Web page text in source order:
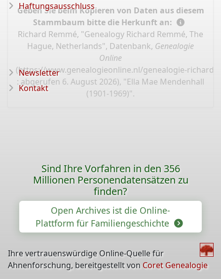
Geben Sie beim Kopieren von Daten aus diesem
Stammbaum bitte die Herkunft an:
Richard Remmé, "Genealogy Richard Remmé, The
Hague, Netherlands", Datenbank, Genealogie
Online
(https://www.genealogieonline.nl/genealogie-richard-
: abgerufen 6. August 2026), "Ella Mae Mendenhall
(1901-1969)".
Haftungsausschluss
Newsletter
Kontakt
Sind Ihre Vorfahren in den 356
Millionen Personendatensätzen zu
finden?
Open Archives ist die Online-
Plattform für Familiengeschichte
Ihre vertrauenswürdige Online-Quelle für
Ahnenforschung, bereitgestellt von Coret Genealogie